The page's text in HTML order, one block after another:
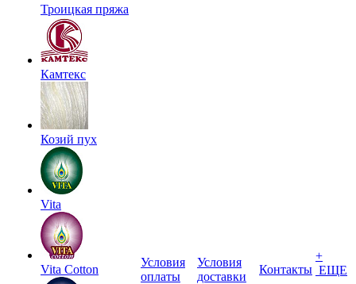
Троицкая пряжа
Камтекс
Козий пух
Vita
Vita Cotton
Условия
оплаты
Условия
доставки
Контакты
+
ЕЩЕ